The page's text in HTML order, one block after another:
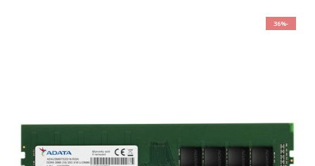
-36%